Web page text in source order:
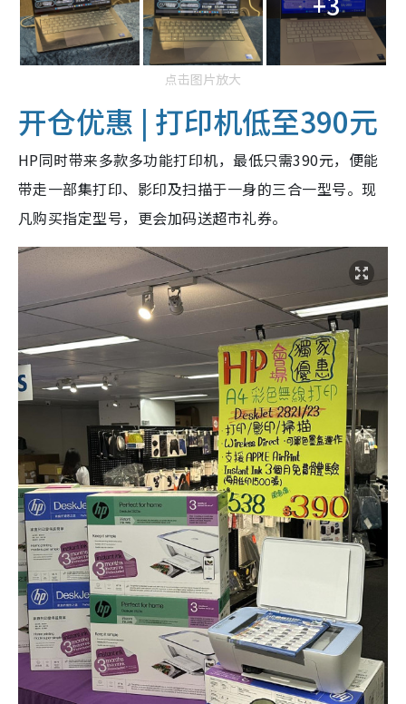
点击图片放大
开仓优惠 | 打印机低至390元
HP同时带来多款多功能打印机，最低只需390元，便能
带走一部集打印、影印及扫描于一身的三合一型号。现
凡购买指定型号，更会加码送超市礼券。